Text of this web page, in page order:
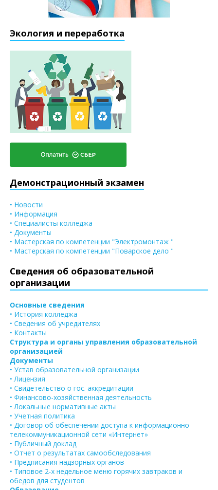
Экология и переработка
Демонстрационный экзамен
• Новости
• Информация
• Специалисты колледжа
• Документы
• Мастерская по компетенции "Электромонтаж "
• Мастерская по компетенции "Поварское дело "
Сведения об образовательной
организации
Основные сведения
• История колледжа
• Сведения об учредителях
• Контакты
Структура и органы управления образовательной
организацией
Документы
• Устав образовательной организации
• Лицензия
• Свидетельство о гос. аккредитации
• Финансово-хозяйственная деятельность
• Локальные нормативные акты
• Учетная политика
• Договор об обеспечении доступа к информационно-
телекоммуникационной сети «Интернет»
• Публичный доклад
• Отчет о результатах самообследования
• Предписания надзорных органов
• Типовое 2-х недельное меню горячих завтраков и
обедов для студентов